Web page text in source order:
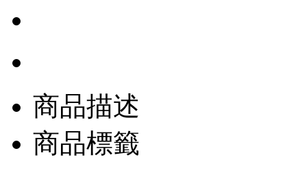
商品描述
商品標籤